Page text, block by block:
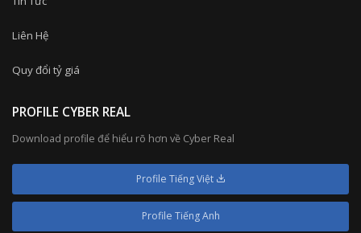
Liên Hệ
Quy đổi tỷ giá
PROFILE CYBER REAL
Download profile để hiểu rõ hơn về Cyber Real
Profile Tiếng Việt
Profile Tiếng Anh